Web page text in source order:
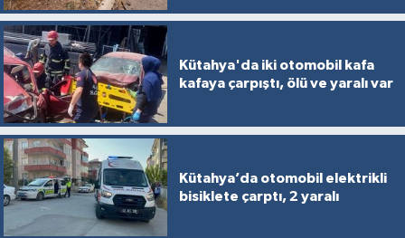
Kütahya'da iki otomobil kafa
kafaya çarpıştı, ölü ve yaralı var
Kütahya’da otomobil elektrikli
bisiklete çarptı, 2 yaralı